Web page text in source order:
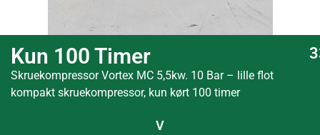
Kun 100 Timer
Skruekompressor Vortex MC 5,5kw. 10 Bar – lille flot
kompakt skruekompressor, kun kørt 100 timer
V